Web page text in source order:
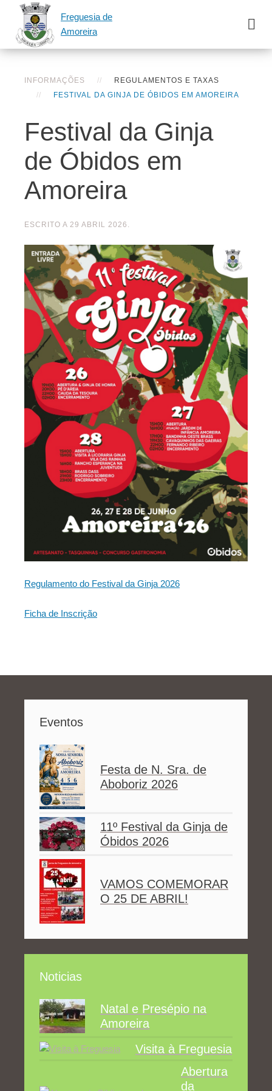
Freguesia de
Amoreira
INFORMAÇÕES
REGULAMENTOS E TAXAS
FESTIVAL DA GINJA DE ÓBIDOS EM AMOREIRA
Festival da Ginja
de Óbidos em
Amoreira
ESCRITO A 29 ABRIL 2026 .
Regulamento do Festival da Ginja 2026
Ficha de Inscrição
Eventos
Festa de N. Sra. de
Aboboriz 2026
11º Festival da Ginja de
Óbidos 2026
VAMOS COMEMORAR
O 25 DE ABRIL!
Noticias
Natal e Presépio na
Amoreira
Visita à Freguesia
Abertura
da